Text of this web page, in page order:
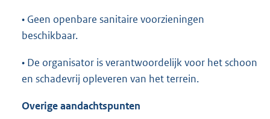
• Geen openbare sanitaire voorzieningen
beschikbaar.
• De organisator is verantwoordelijk voor het schoon
en schadevrij opleveren van het terrein.
Overige aandachtspunten